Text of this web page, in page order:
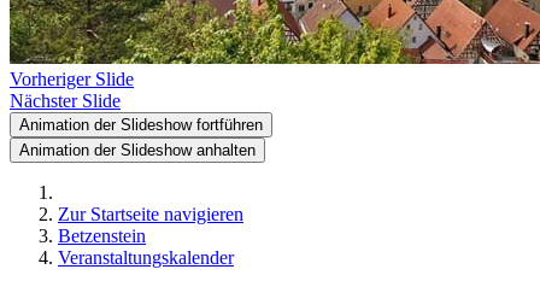
Vorheriger Slide
Nächster Slide
Animation der Slideshow fortführen
Animation der Slideshow anhalten
Zur Startseite navigieren
Betzenstein
Veranstaltungskalender